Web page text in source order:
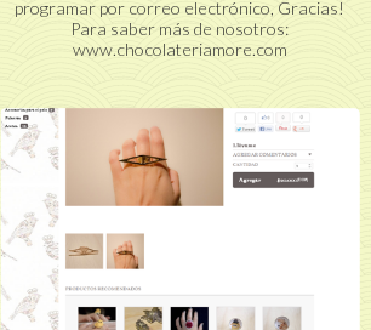
programar por correo electrónico, Gracias!
Para saber más de nosotros:
www.chocolateriamore.com